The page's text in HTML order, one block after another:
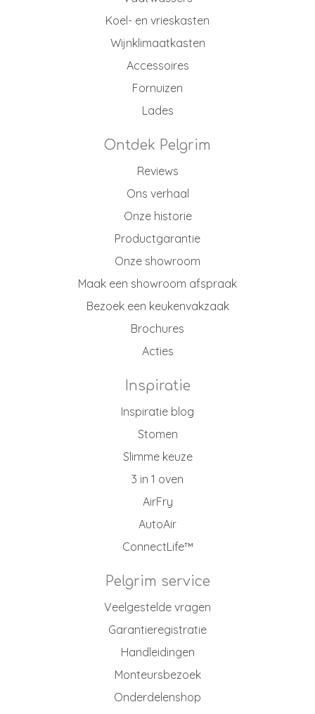
Koel- en vrieskasten
Wijnklimaatkasten
Accessoires
Fornuizen
Lades
Ontdek Pelgrim
Reviews
Ons verhaal
Onze historie
Productgarantie
Onze showroom
Maak een showroom afspraak
Bezoek een keukenvakzaak
Brochures
Acties
Inspiratie
Inspiratie blog
Stomen
Slimme keuze
3 in 1 oven
AirFry
AutoAir
ConnectLife™
Pelgrim service
Veelgestelde vragen
Garantieregistratie
Handleidingen
Monteursbezoek
Onderdelenshop